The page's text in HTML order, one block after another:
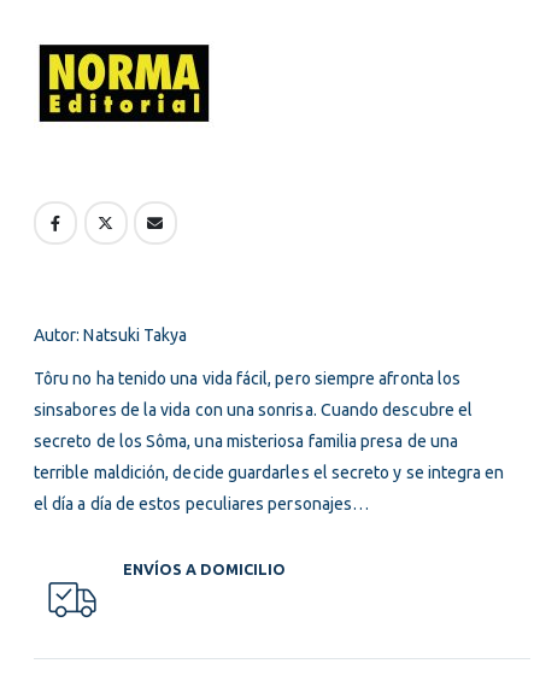
Autor: Natsuki Takya
Tôru no ha tenido una vida fácil, pero siempre afronta los
sinsabores de la vida con una sonrisa. Cuando descubre el
secreto de los Sôma, una misteriosa familia presa de una
terrible maldición, decide guardarles el secreto y se integra en
el día a día de estos peculiares personajes…
ENVÍOS A DOMICILIO